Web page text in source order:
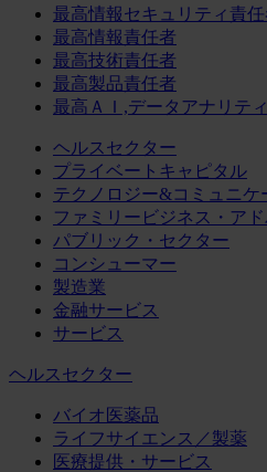
最高情報セキュリティ責任
最高情報責任者
最高技術責任者
最高製品責任者
最高ＡＩ,データアナリテ
ヘルスセクター
プライベートキャピタル
テクノロジー&コミュニケ
ファミリービジネス・ア
パブリック・セクター
コンシューマー
製造業
金融サービス
サービス
ヘルスセクター
バイオ医薬品
ライフサイエンス／製薬
医療提供・サービス